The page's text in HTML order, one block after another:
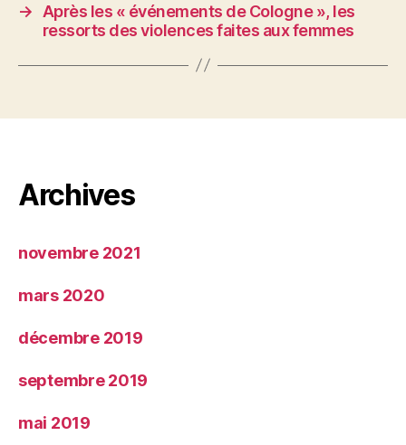
→
Après les « événements de Cologne », les
ressorts des violences faites aux femmes
Archives
novembre 2021
mars 2020
décembre 2019
septembre 2019
mai 2019